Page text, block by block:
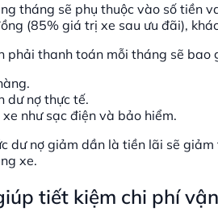
tháng sẽ phụ thuộc vào số tiền
(85% giá trị xe sau ưu đãi),
phải thanh toán mỗi tháng sẽ bao
dư nợ thực tế.
như sạc điện và bảo hiểm.
dư nợ giảm dần là tiền lãi sẽ
xe.
tiết kiệm chi phí